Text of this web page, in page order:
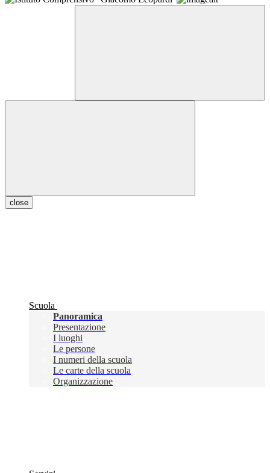
close
Scuola
Panoramica
Presentazione
I luoghi
Le persone
I numeri della scuola
Le carte della scuola
Organizzazione